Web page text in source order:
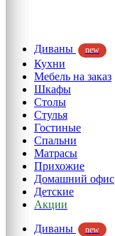
Диваны new
Кухни
Мебель на заказ
Шкафы
Столы
Стулья
Гостиные
Спальни
Матрасы
Прихожие
Домашний офис
Детские
Акции
Диваны
new